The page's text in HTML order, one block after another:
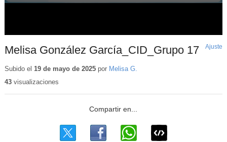
Melisa González García_CID_Grupo 17 Ajuste
Subido el 19 de mayo de 2025por Melisa G.
43visualizaciones